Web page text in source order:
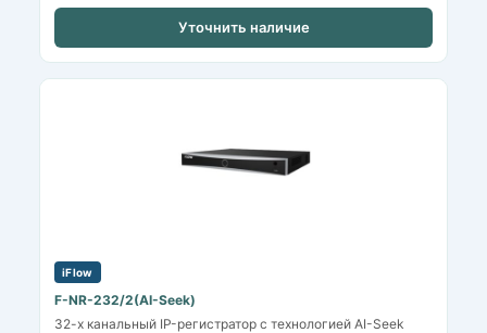
Уточнить наличие
iFlow
F-NR-232/2(AI-Seek)
32-х канальный IP-регистратор c технологией AI-Seek